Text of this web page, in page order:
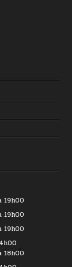
19h00
19h00
19h00
18h00